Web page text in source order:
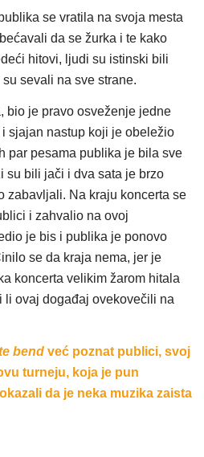
se vratila na svoja mesta
da se žurka i te kako
hitovi, ljudi su istinski bili
sevali na sve strane.
bio je pravo osveženje jedne
sjajan nastup koji je obeležio
par pesama publika je bila sve
su bili jači i dva sata je brzo
zabavljali. Na kraju koncerta se
i zahvalio na ovoj
je bis i publika je ponovo
se da kraja nema, jer je
koncerta velikim žarom hitala
li ovaj događaj ovekovečili na
bend već poznat publici, svoj
turneju, koja je pun
da je neka muzika zaista